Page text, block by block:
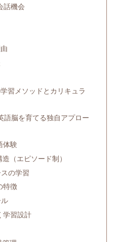
話機会
習メソッドとカリキュラ
語脳を育てる独自アプロー
体験
（エピソード制）
スの学習
特徴
学習設計